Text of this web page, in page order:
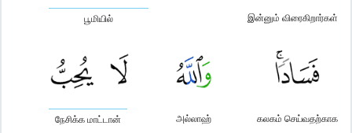
இன்னும் விரைகிறார்கள்
பூமியில்
கலகம் செய்வதற்காக
அல்லாஹ்
நேசிக்க மாட்டான்